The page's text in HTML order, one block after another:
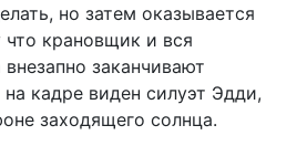
но затем оказывается
крановщик и вся
заканчивают
кадре виден силуэт Эдди,
заходящего солнца.